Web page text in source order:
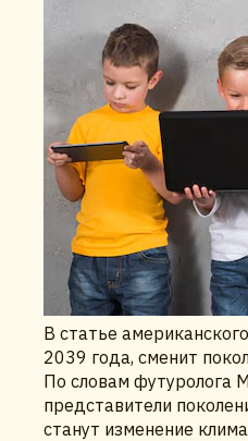
В статье
2039 года, сменит
По словам футуролога
представители
станут изменение